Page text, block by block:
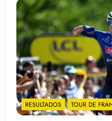
RESULTADOS TOUR DE